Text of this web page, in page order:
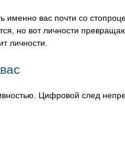
именно вас почти со
но вот личности
личности.
Цифровой след